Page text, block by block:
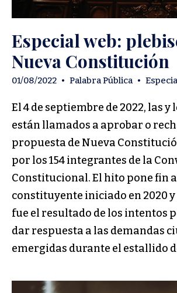
Especial web:
Nueva Constitución
01/08/2022 • Palabra Pública •
El 4 de septiembre de 2022, las y
están llamados a aprobar o
propuesta de Nueva
por los 154 integrantes de la
Constitucional. El hito pone fin
constituyente iniciado en 2020 y
fue el resultado de los intentos
dar respuesta a las demandas
emergidas durante el estallido